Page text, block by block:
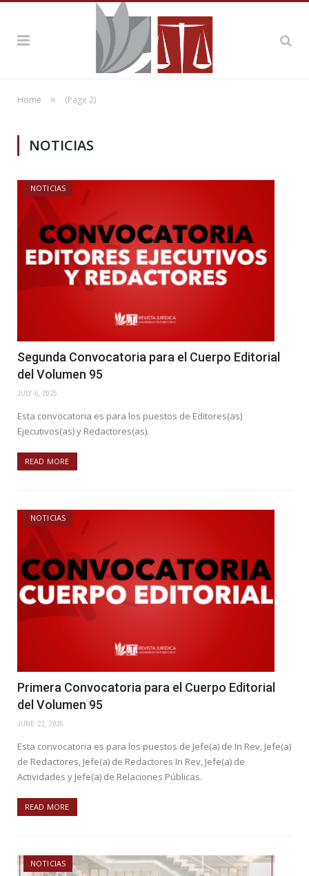
Home » (Page 2)
NOTICIAS
NOTICIAS
Segunda Convocatoria para el Cuerpo Editorial
del Volumen 95
JULY 6, 2025
Esta convocatoria es para los puestos de Editores(as)
Ejecutivos(as) y Redactores(as).
READ MORE
NOTICIAS
Primera Convocatoria para el Cuerpo Editorial
del Volumen 95
JUNE 23, 2025
Esta convocatoria es para los puestos de Jefe(a) de In Rev, Jefe(a)
de Redactores, Jefe(a) de Redactores In Rev, Jefe(a) de
Actividades y Jefe(a) de Relaciones Públicas.
READ MORE
NOTICIAS